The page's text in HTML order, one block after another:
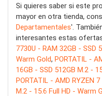
Si quieres saber si este
mayor en otra tienda,
Departamentales'.
interesantes estas
7730U - RAM 32GB - SSD
Warm Gold, PORTATIL -
16GB - SSD 512GB M.2 -
PORTATIL - AMD RYZEN
M.2 - 15.6 Full HD - Warm